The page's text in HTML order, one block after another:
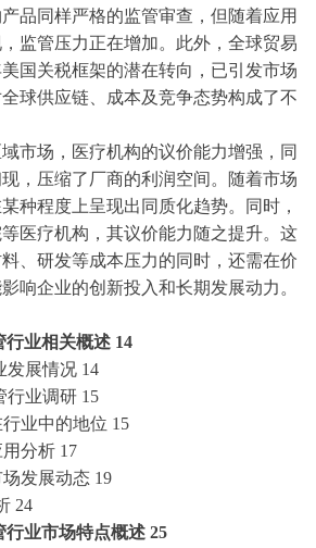
品同样严格的监管审查，但随着应用
监管压力正在增加。此外，全球贸易
国关税框架的潜在转向，已引发市场
球供应链、成本及竞争态势构成了不
市场，医疗机构的议价能力增强，同
，压缩了厂商的利润空间。随着市场
种程度上呈现出同质化趋势。同时，
医疗机构，其议价能力随之提升。这
、研发等成本压力的同时，还需在价
响企业的创新投入和长期发展动力。
行业相关概述 14
发展情况 14
行业调研 15
行业中的地位 15
用分析 17
场发展动态 19
24
行业市场特点概述 25